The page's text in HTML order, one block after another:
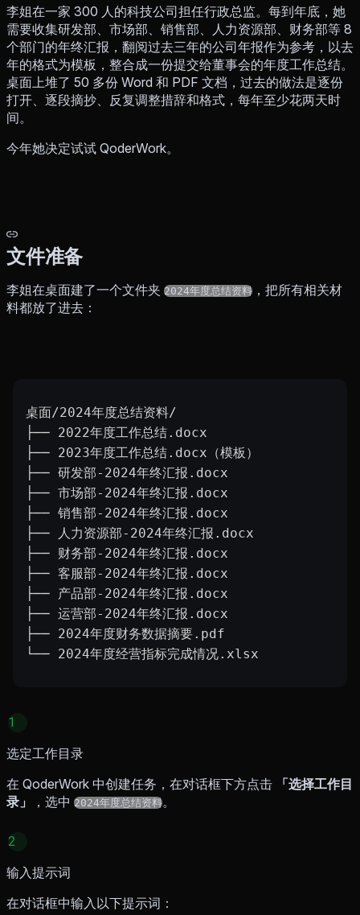
李姐在一家 300 人的科技公司担任行政总监。每到年底，她
需要收集研发部、市场部、销售部、人力资源部、财务部等 8
个部门的年终汇报，翻阅过去三年的公司年报作为参考，以去
年的格式为模板，整合成一份提交给董事会的年度工作总结。
桌面上堆了 50 多份 Word 和 PDF 文档，过去的做法是逐份
打开、逐段摘抄、反复调整措辞和格式，每年至少花两天时
间。
今年她决定试试 QoderWork。
文件准备
李姐在桌面建了一个文件夹 2024年度总结资料 ，把所有相关材
料都放了进去：
桌面/2024年度总结资料/
├── 2022年度工作总结.docx
├── 2023年度工作总结.docx（模板）
├── 研发部-2024年终汇报.docx
├── 市场部-2024年终汇报.docx
├── 销售部-2024年终汇报.docx
├── 人力资源部-2024年终汇报.docx
├── 财务部-2024年终汇报.docx
├── 客服部-2024年终汇报.docx
├── 产品部-2024年终汇报.docx
├── 运营部-2024年终汇报.docx
├── 2024年度财务数据摘要.pdf
└── 2024年度经营指标完成情况.xlsx
1
选定工作目录
在 QoderWork 中创建任务，在对话框下方点击
「选择工作目
录」
，选中 2024年度总结资料。
2
输入提示词
在对话框中输入以下提示词：